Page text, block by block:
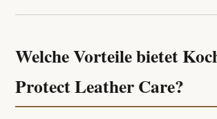
Welche Vorteile bietet
Protect Leather Care?